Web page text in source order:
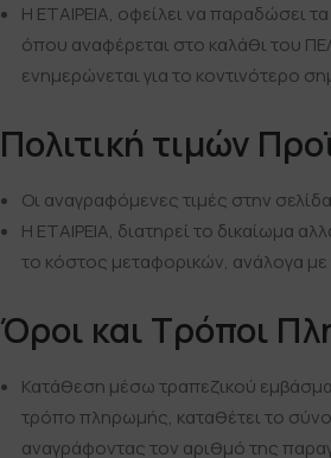
Η ΕΤΑΙΡΕΙΑ, οφείλει να παραδώσει
όπου αναφέρεται στο καλάθι του
ενημερώνεται για το κοντινότερο
Πολιτική τιμών
Οι αναγραφόμενες τιμές στην
Η ΕΤΑΙΡΕΙΑ, διατηρεί το δικαίωμα
το κόστος μεταφορικών, ανάλογα
Όροι και Τρόποι
Κατάθεση μέσω τραπεζικού
τρόπο πληρωμής, καταθέτει το
αναγράφοντας τον αριθμό της